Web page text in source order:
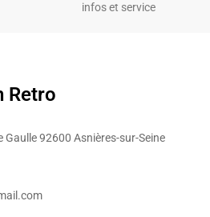
infos et service
Retro
Gaulle 92600 Asnières-sur-Seine